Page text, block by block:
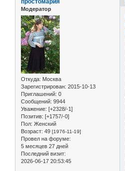
простомария
Модератор
Откуда: Москва
Зарегистрирован: 2015-10-13
Приглашений: 0
Сообщений: 9944
Уважение: [+2328/-1]
Позитив: [+1757/-0]
Пол: Женский
Возраст: 49 [1976-11-19]
Провел на форуме:
5 месяцев 27 дней
Последний визит:
2026-06-17 20:53:45